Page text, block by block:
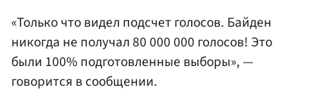
«Только что видел подсчет голосов. Байден
никогда не получал 80 000 000 голосов! Это
были 100% подготовленные выборы», —
говорится в сообщении.